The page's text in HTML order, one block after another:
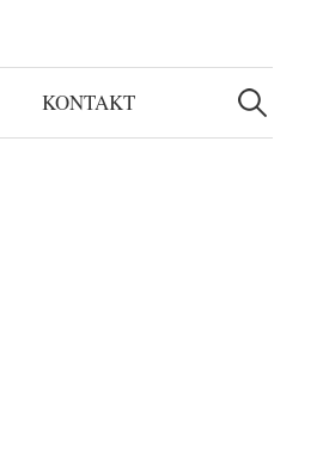
KONTAKT
Suchen
nach: